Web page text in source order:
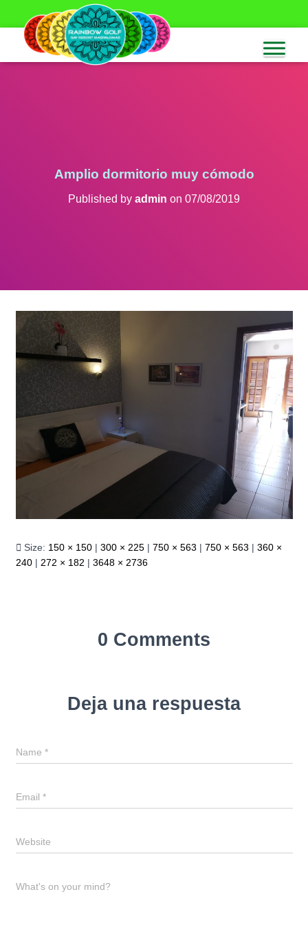
Amplio dormitorio muy cómodo
Published by admin on 07/08/2019
Size: 150 × 150 | 300 × 225 | 750 × 563 | 750 × 563 | 360 ×
240 | 272 × 182 | 3648 × 2736
0 Comments
Deja una respuesta
Name *
Email *
Website
What's on your mind?